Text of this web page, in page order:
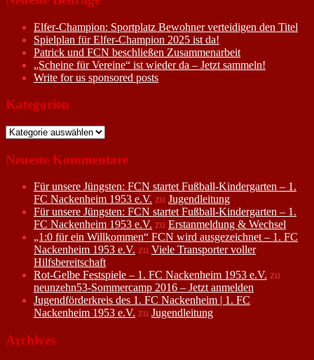
Elfer-Champion: Sportplatz Bewohner verteidigen den Titel
Spielplan für Elfer-Champion 2025 ist da!
Patrick und FCN beschließen Zusammenarbeit
„Scheine für Vereine“ ist wieder da – Jetzt sammeln!
Write for us sponsored posts
Kategorien
Kategorien
Neueste Kommentare
Für unsere Jüngsten: FCN startet Fußball-Kindergarten – 1.
FC Nackenheim 1953 e.V. zu Jugendleitung
Für unsere Jüngsten: FCN startet Fußball-Kindergarten – 1.
FC Nackenheim 1953 e.V. zu Erstanmeldung & Wechsel
„1:0 für ein Willkommen“ FCN wird ausgezeichnet – 1. FC
Nackenheim 1953 e.V. zu Viele Transporter voller
Hilfsbereitschaft
Rot-Gelbe Festspiele – 1. FC Nackenheim 1953 e.V. zu
neunzehn53-Sommercamp 2016 – Jetzt anmelden
Jugendförderkreis des 1. FC Nackenheim | 1. FC
Nackenheim 1953 e.V. zu Jugendleitung
Archives